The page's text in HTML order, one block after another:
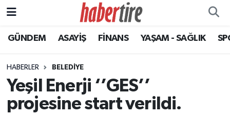
GÜNDEM ASAYİŞ FİNANS YAŞAM - SAĞLIK
HABERLER BELEDİYE
Yeşil Enerji ‘’GES’’
projesine start verildi.
Tire Nöbetçi Eczaneler
Tire Hava Durumu
Tire Trafik Yoğunluk Haritası